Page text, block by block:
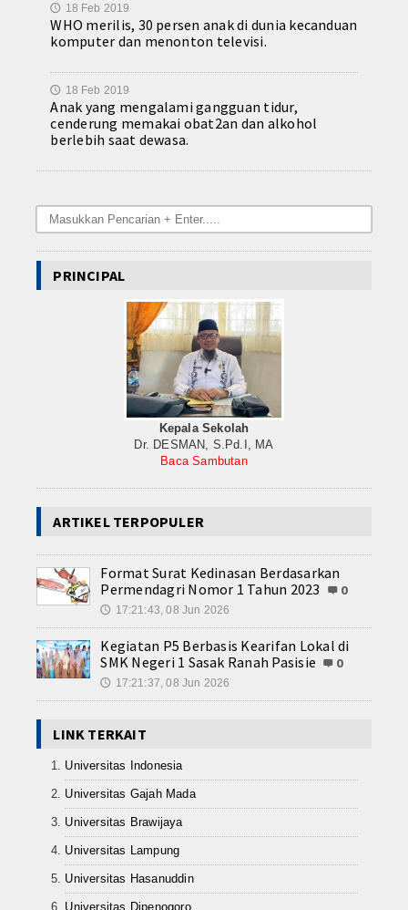
🕔 18 Feb 2019
WHO merilis, 30 persen anak di dunia kecanduan
komputer dan menonton televisi.
🕔 18 Feb 2019
Anak yang mengalami gangguan tidur,
cenderung memakai obat2an dan alkohol
berlebih saat dewasa.
PRINCIPAL
Kepala Sekolah
Dr. DESMAN, S.Pd.I, MA
Baca Sambutan
ARTIKEL TERPOPULER
Format Surat Kedinasan Berdasarkan
Permendagri Nomor 1 Tahun 2023
0
🕔 17:21:43, 08 Jun 2026
Kegiatan P5 Berbasis Kearifan Lokal di
SMK Negeri 1 Sasak Ranah Pasisie
0
🕔 17:21:37, 08 Jun 2026
LINK TERKAIT
Universitas Indonesia
Universitas Gajah Mada
Universitas Brawijaya
Universitas Lampung
Universitas Hasanuddin
Universitas Dipenogoro